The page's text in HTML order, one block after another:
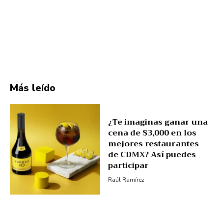
Más leído
¿Te imaginas ganar una
cena de $3,000 en los
mejores restaurantes
de CDMX? Así puedes
participar
Raúl Ramírez